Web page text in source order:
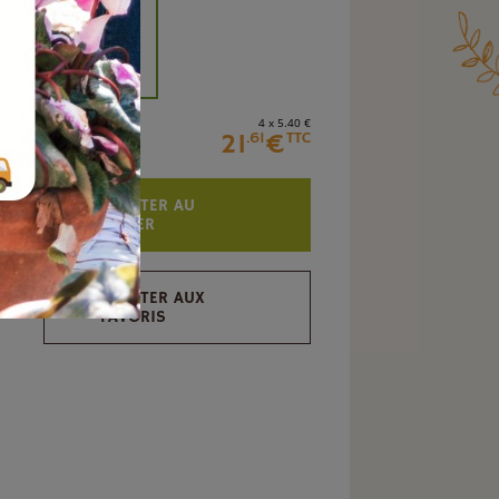
4 x 5.40€
21.61€TTC
AJOUTER AU
PANIER
AJOUTER AUX
FAVORIS